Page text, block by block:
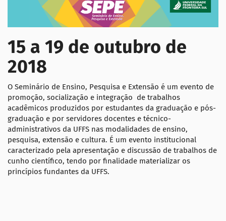
15 a 19 de outubro de
2018
O Seminário de Ensino, Pesquisa e Extensão é um evento de
promoção, socialização e integração de trabalhos
acadêmicos produzidos por estudantes da graduação e pós-
graduação e por servidores docentes e técnico-
administrativos da UFFS nas modalidades de ensino,
pesquisa, extensão e cultura. É um evento institucional
caracterizado pela apresentação e discussão de trabalhos de
cunho científico, tendo por finalidade materializar os
princípios fundantes da UFFS.